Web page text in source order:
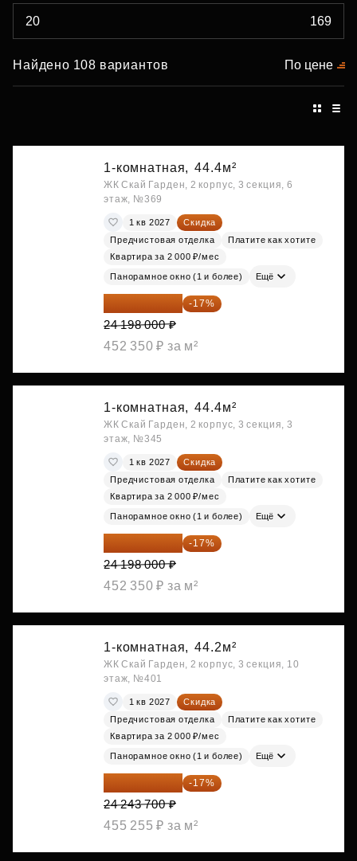
Найдено 108 вариантов По цене
1-комнатная, 44.4м²
ЖК Скай Гарден, 2 корпус, 3 секция, 6
этаж, №369
1 кв 2027
Скидка
Предчистовая отделка
Платите как хотите
Квартира за 2 000 ₽/мес
Панорамное окно (1 и более) Ещё
20 084 340 ₽ -17%
24 198 000 ₽
452 350 ₽ за м²
1-комнатная, 44.4м²
ЖК Скай Гарден, 2 корпус, 3 секция, 3
этаж, №345
1 кв 2027
Скидка
Предчистовая отделка
Платите как хотите
Квартира за 2 000 ₽/мес
Панорамное окно (1 и более) Ещё
20 084 340 ₽ -17%
24 198 000 ₽
452 350 ₽ за м²
1-комнатная, 44.2м²
ЖК Скай Гарден, 2 корпус, 3 секция, 10
этаж, №401
1 кв 2027
Скидка
Предчистовая отделка
Платите как хотите
Квартира за 2 000 ₽/мес
Панорамное окно (1 и более) Ещё
20 122 271 ₽ -17%
24 243 700 ₽
455 255 ₽ за м²